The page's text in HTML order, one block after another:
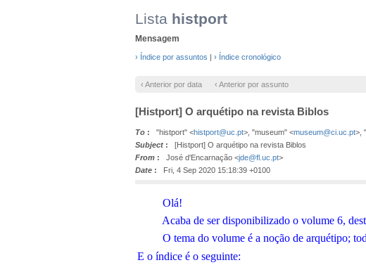
Lista histport
Mensagem
› Índice por assuntos | › Índice cronológico
‹ Anterior por data ‹ Anterior por assunto
[Histport] O arquétipo na revista Biblos
To : "histport" <histport@uc.pt>, "museum" <museum@ci.uc.pt>,
Subject : [Histport] O arquétipo na revista Biblos
From : José d'Encarnação <jde@fl.uc.pt>
Date : Fri, 4 Sep 2020 15:18:39 +0100
Olá!
Acaba de ser disponibilizado o volume 6,
O tema do volume é a noção de arquétipo;
E o índice é o seguinte: